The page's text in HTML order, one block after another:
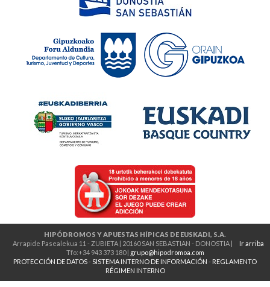
HIPÓDROMOS Y APUESTAS HÍPICAS DE EUSKADI, S.A.
Ir arriba
Arrapide Pasealekua 11 - ZUBIETA | 20160 SAN SEBASTIAN - DONOSTIA |
Tfo:+34 943 373 180 | grupo@hipodromoa.com
PROTECCIÓN DE DATOS-SISTEMA INTERNO DE INFORMACIÓN - REGLAMENTO
RÉGIMEN INTERNO